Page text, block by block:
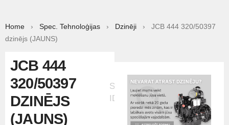
Home › Spec. Tehnoloģijas › Dzinēji › JCB 444 320/50397
dzinējs (JAUNS)
JCB 444
320/50397
DZINĒJS
(JAUNS)
Sludinājuma
ID:20605